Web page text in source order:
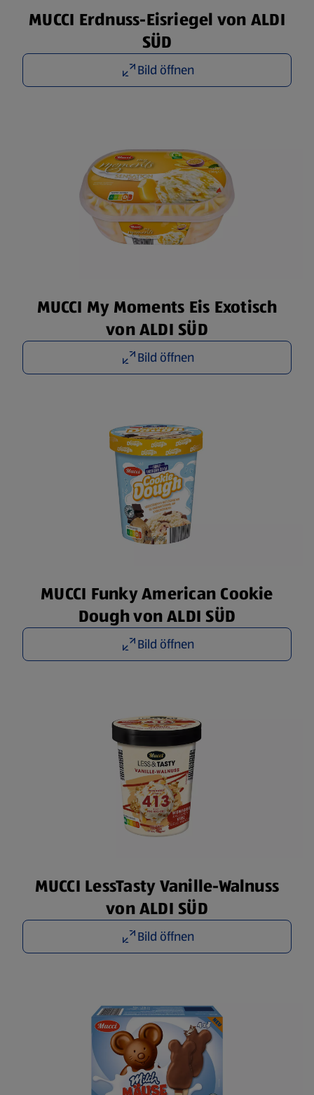
MUCCI Erdnuss-Eisriegel von ALDI
SÜD
Bild öffnen
MUCCI My Moments Eis Exotisch
von ALDI SÜD
Bild öffnen
MUCCI Funky American Cookie
Dough von ALDI SÜD
Bild öffnen
MUCCI LessTasty Vanille-Walnuss
von ALDI SÜD
Bild öffnen